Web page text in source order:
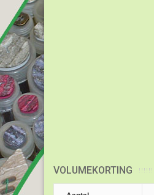
VOLUMEKORTING